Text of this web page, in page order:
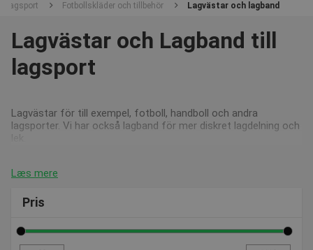
Lagsport Fotbollskläder och tillbehör Lagvästar och lagband
Lagvästar och Lagband till
lagsport
Lagvästar för till exempel, fotboll, handboll och andra
lagsporter. Vi har också lagband för mer diskret lagdelning och
Læs mere
Pris